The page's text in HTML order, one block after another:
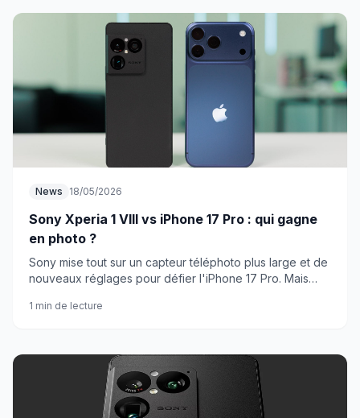
News 18/05/2026
Sony Xperia 1 VIII vs iPhone 17 Pro : qui gagne
en photo ?
Sony mise tout sur un capteur téléphoto plus large et de
nouveaux réglages pour défier l'iPhone 17 Pro. Mais
1 min de lecture